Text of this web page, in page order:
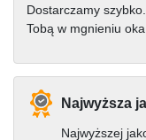
Dostarczamy
Tobą w mgnieniu
Najwyższa
Najwyższej